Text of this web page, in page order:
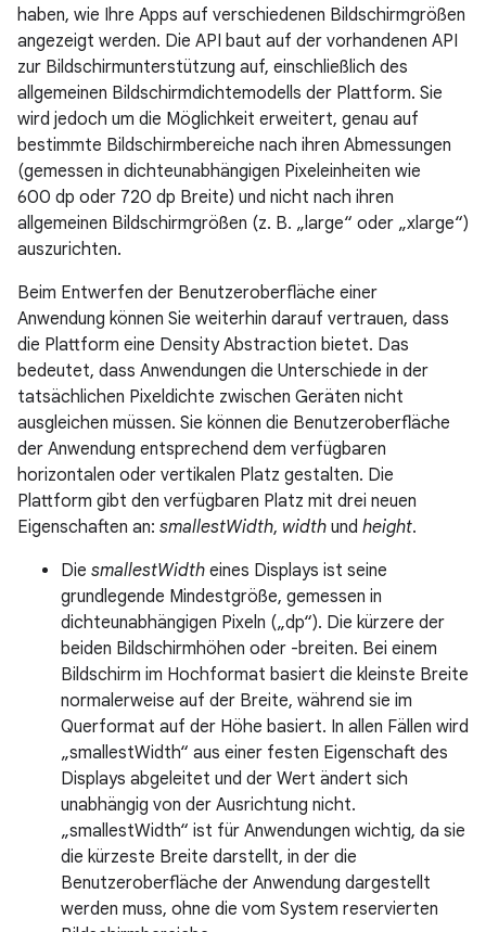
haben, wie Ihre Apps auf verschiedenen Bildschirmgrößen
angezeigt werden. Die API baut auf der vorhandenen API
zur Bildschirmunterstützung auf, einschließlich des
allgemeinen Bildschirmdichtemodells der Plattform. Sie
wird jedoch um die Möglichkeit erweitert, genau auf
bestimmte Bildschirmbereiche nach ihren Abmessungen
(gemessen in dichteunabhängigen Pixeleinheiten wie
600 dp oder 720 dp Breite) und nicht nach ihren
allgemeinen Bildschirmgrößen (z. B. „large“ oder „xlarge“)
auszurichten.
Beim Entwerfen der Benutzeroberfläche einer
Anwendung können Sie weiterhin darauf vertrauen, dass
die Plattform eine Density Abstraction bietet. Das
bedeutet, dass Anwendungen die Unterschiede in der
tatsächlichen Pixeldichte zwischen Geräten nicht
ausgleichen müssen. Sie können die Benutzeroberfläche
der Anwendung entsprechend dem verfügbaren
horizontalen oder vertikalen Platz gestalten. Die
Plattform gibt den verfügbaren Platz mit drei neuen
Eigenschaften an: smallestWidth, width und height.
Die smallestWidth eines Displays ist seine
grundlegende Mindestgröße, gemessen in
dichteunabhängigen Pixeln („dp“). Die kürzere der
beiden Bildschirmhöhen oder -breiten. Bei einem
Bildschirm im Hochformat basiert die kleinste Breite
normalerweise auf der Breite, während sie im
Querformat auf der Höhe basiert. In allen Fällen wird
„smallestWidth“ aus einer festen Eigenschaft des
Displays abgeleitet und der Wert ändert sich
unabhängig von der Ausrichtung nicht.
„smallestWidth“ ist für Anwendungen wichtig, da sie
die kürzeste Breite darstellt, in der die
Benutzeroberfläche der Anwendung dargestellt
werden muss, ohne die vom System reservierten